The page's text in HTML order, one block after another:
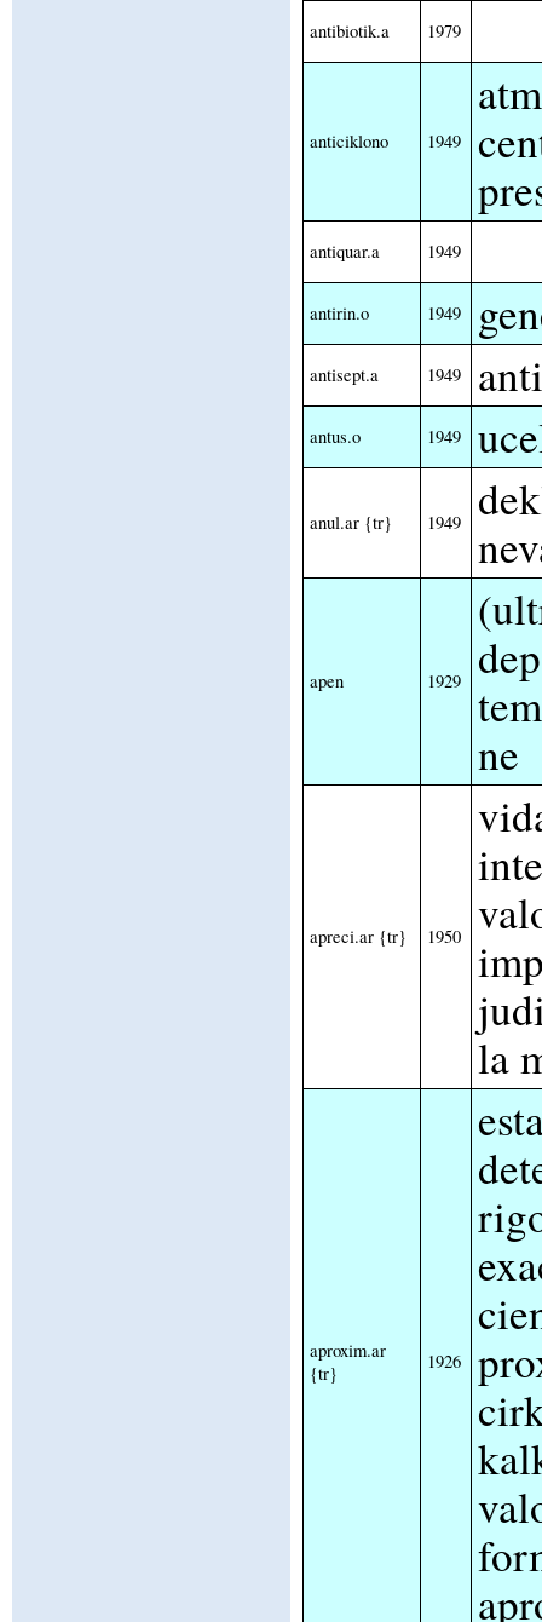
antibiotik.a 1979
anticiklono 1949
antiquar.a 1949
antirin.o 1949
antisept.a 1949
antus.o 1949
anul.ar {tr} 1949
apen 1929
ne
apreci.ar {tr} 1950
la
aproxim.ar
{tr}
1926